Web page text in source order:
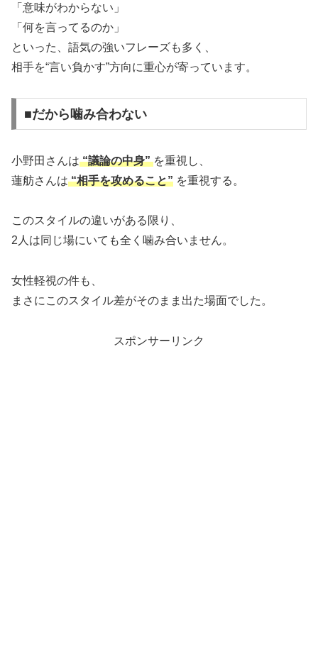
「意味がわからない」
「何を言ってるのか」
といった、語気の強いフレーズも多く、
相手を“言い負かす”方向に重心が寄っています。
■だから噛み合わない
小野田さんは “議論の中身” を重視し、
蓮舫さんは “相手を攻めること” を重視する。
このスタイルの違いがある限り、
2人は同じ場にいても全く噛み合いません。
女性軽視の件も、
まさにこのスタイル差がそのまま出た場面でした。
スポンサーリンク